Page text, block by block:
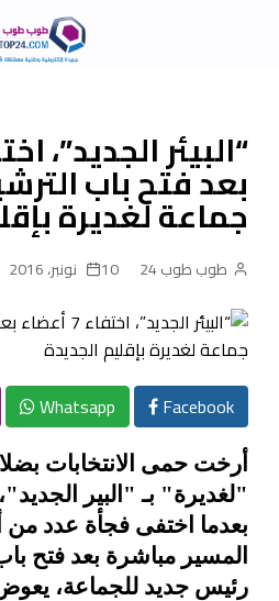
content
بعد فتح باب
جماعة لغديرة
طوب طوب 24 10 نونبر، 2016
Facebook
Whatsapp
أرخت حمى الانتخابات
"لغديرة" بـ "البير
بعدما اختفى فجأة عدد من
المسير مباشرة بعد فتح
رئيس جديد للجماعة،